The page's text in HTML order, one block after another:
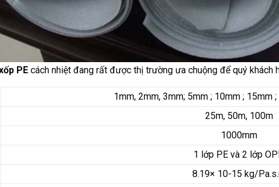
PE cách nhiệt đang rất được thị trường ưa chuộng để quý khách
1mm, 2mm, 3mm; 5mm ; 10mm ; 15mm
25m, 50m, 100m
1000mm
1 lớp PE và 2 lớp
8.19× 10-15 kg/